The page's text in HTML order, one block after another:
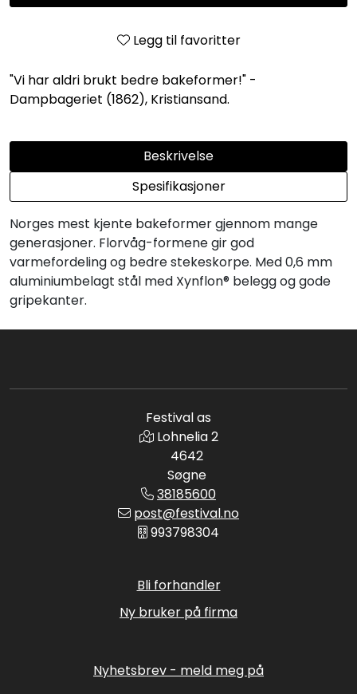
Legg til favoritter
"Vi har aldri brukt bedre bakeformer!" -
Dampbageriet (1862), Kristiansand.
Beskrivelse
Spesifikasjoner
Norges mest kjente bakeformer gjennom mange
generasjoner. Florvåg-formene gir god
varmefordeling og bedre stekeskorpe. Med 0,6 mm
aluminiumbelagt stål med Xynflon® belegg og gode
gripekanter.
Festival as
Lohnelia 2
4642
Søgne
38185600
post@festival.no
993798304
Bli forhandler
Ny bruker på firma
Nyhetsbrev - meld meg på